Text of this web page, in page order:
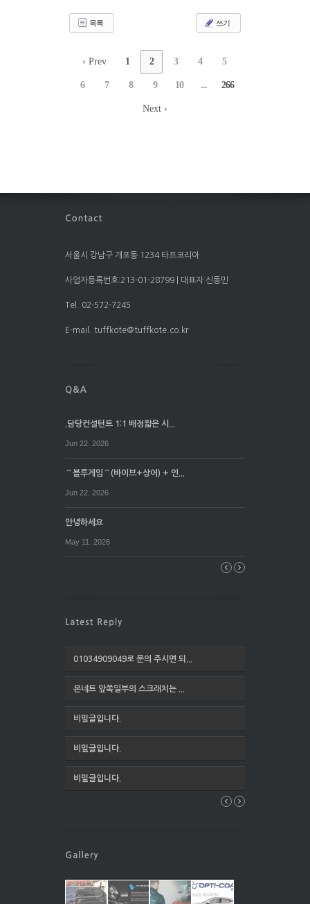
목록 쓰기
‹ Prev 1 2 3 4 5
6 7 8 9 10 ... 266
Next ›
서울시 강남구 개포동 1234 타프코리아
사업자등록번호:213-01-28799 | 대표자:신동민
Tel. 02-572-7245
E-mail. tuffkote@tuffkote.co.kr
.담당컨설턴트 1:1 배정짧은 시...
Jun 22. 2026
⌒블루게임⌒(바이브+상어) + 인...
Jun 22. 2026
안녕하세요
May 11. 2026
01034909049로 문의 주시면 되...
본네트 앞쪽일부의 스크래치는 ...
비밀글입니다.
비밀글입니다.
비밀글입니다.